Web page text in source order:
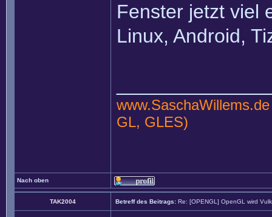
Fenster jetzt viel
Linux, Android,
www.SaschaWillems.de
GL, GLES)
Nach oben
TAK2004 Betreff des Beitrags: Re: [OPENGL] OpenGL wird